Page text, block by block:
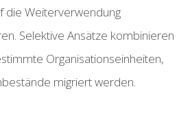
die Weiterverwendung
Selektive Ansätze kombinieren
Organisationseinheiten,
migriert werden.